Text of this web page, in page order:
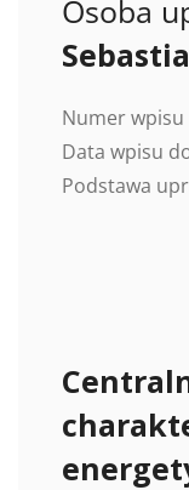
Osoba
Numer
Data wpisu
Podstawa